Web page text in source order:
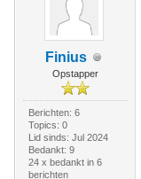
Finius
Opstapper
Berichten: 6
Topics: 0
Lid sinds: Jul 2024
Bedankt: 9
24 x bedankt in 6
berichten